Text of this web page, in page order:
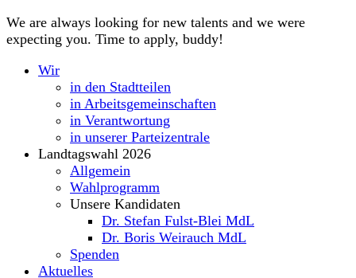
We are always looking for new talents and we were
expecting you. Time to apply, buddy!
Wir
in den Stadtteilen
in Arbeitsgemeinschaften
in Verantwortung
in unserer Parteizentrale
Landtagswahl 2026
Allgemein
Wahlprogramm
Unsere Kandidaten
Dr. Stefan Fulst-Blei MdL
Dr. Boris Weirauch MdL
Spenden
Aktuelles